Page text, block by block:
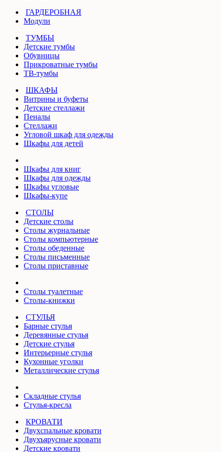
ГАРДЕРОБНАЯ
Модули
ТУМБЫ
Детские тумбы
Обувницы
Прикроватные тумбы
ТВ-тумбы
ШКАФЫ
Витрины и буфеты
Детские стеллажи
Пеналы
Стеллажи
Угловой шкаф для одежды
Шкафы для детей
Шкафы для книг
Шкафы для одежды
Шкафы угловые
Шкафы-купе
СТОЛЫ
Детские столы
Столы журнальные
Столы компьютерные
Столы обеденные
Столы письменные
Столы приставные
Столы туалетные
Столы-книжки
СТУЛЬЯ
Барные стулья
Деревянные стулья
Детские стулья
Интерьерные стулья
Кухонные уголки
Металлические стулья
Складные стулья
Стулья-кресла
КРОВАТИ
Двухспальные кровати
Двухъярусные кровати
Детские кровати